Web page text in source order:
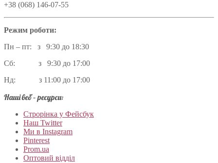
+38 (068) 146-07-55
Режим роботи:
Пн – пт: з 9:30 до 18:30
Сб: з 9:30 до 17:00
Нд: з 11:00 до 17:00
Наші веб – ресурси:
Строрінка у Фейсбук
Наш Twitter
Ми в Instagram
Pinterest
Prom.ua
Оптовий відділ